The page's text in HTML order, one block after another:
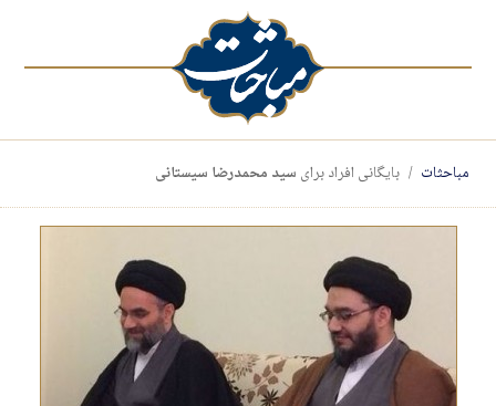
مباحثات بایگانی افراد برای سید محمدرضا سیستانی